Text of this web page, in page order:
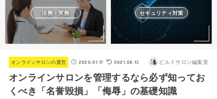
法務・実務 セキュリティ対策
オンラインサロンの運営 2020.01.17 2021.08.13 ビルドサロン編集室
オンラインサロンを管理するなら必ず知ってお
くべき「名誉毀損」「侮辱」の基礎知識